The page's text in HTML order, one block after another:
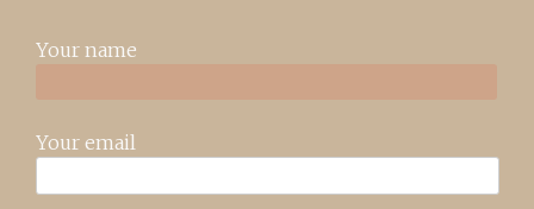
Your name
Your email